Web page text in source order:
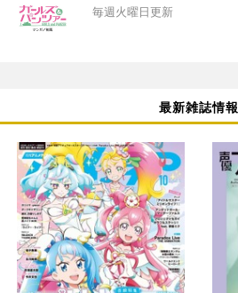
毎週火曜日更新
最新雑誌情報